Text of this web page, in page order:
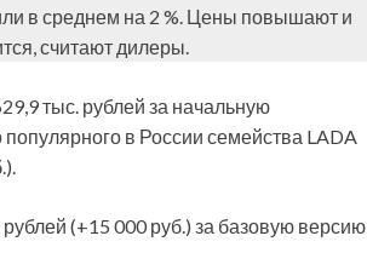
в среднем на 2 %. Цены повышают и
считают дилеры.
тыс. рублей за начальную
в России семейства LADA
(+15 000 руб.) за базовую версию